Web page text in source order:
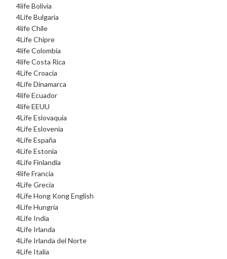
4life Bolivia
4Life Bulgaria
4life Chile
4Life Chipre
4life Colombia
4life Costa Rica
4Life Croacia
4Life Dinamarca
4life Ecuador
4life EEUU
4Life Eslovaquia
4Life Eslovenia
4Life España
4Life Estonia
4Life Finlandia
4life Francia
4Life Grecia
4Life Hong Kong English
4Life Hungría
4Life India
4Life Irlanda
4Life Irlanda del Norte
4Life Italia